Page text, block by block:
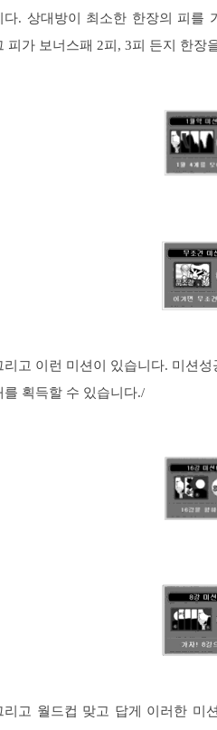
다. 상대방이 최소한 한장의 피를
피가 보너스패 2피, 3피 든지 한장
리고 이런 미션이 있습니다. 미션
를 획득할 수 있습니다./
리고 월드컵 맞고 답게 이러한 미